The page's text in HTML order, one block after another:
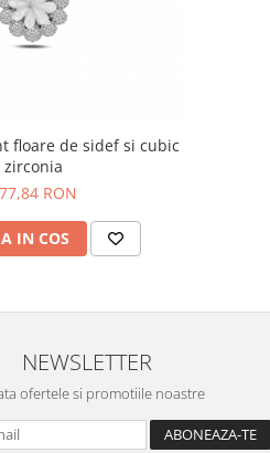
floare de sidef si cubic
zirconia
RON
IN COS
NEWSLETTER
ofertele si promotiile noastre